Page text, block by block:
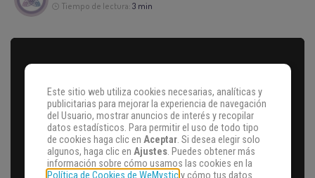
Tiempo de lectura: 3 min
Este sitio web utiliza cookies necesarias, analíticas y
publicitarias para mejorar la experiencia de navegación
del Usuario, mostrar anuncios de interés y recopilar
datos estadísticos. Para permitir el uso de todo tipo
de cookies haga clic en Aceptar. Si desea elegir solo
algunos, haga clic en Ajustes. Puedes obtener más
información sobre cómo usamos las cookies en la
Política de Cookies de WeMysticy cómo tus datos